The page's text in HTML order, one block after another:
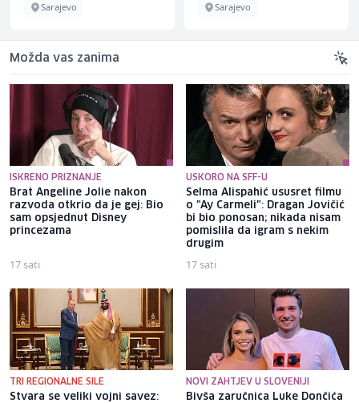
Sarajevo Sarajevo
Možda vas zanima
ISKRENO PRIZNANJE
Brat Angeline Jolie nakon
razvoda otkrio da je gej: Bio
sam opsjednut Disney
princezama
17 sati
USKORO NA SFF-U
Selma Alispahić ususret filmu
o "Ay Carmeli": Dragan Jovičić
bi bio ponosan; nikada nisam
pomislila da igram s nekim
drugim
17 sati
TRI REGIONALNE SILE
Stvara se veliki vojni savez:
NOVI ZAHTJEV U SLOVENIJI
Bivša zaručnica Luke Dončića